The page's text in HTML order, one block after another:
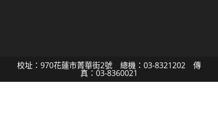
校址：970花蓮市菁華街2號 總機：03-8321202 傳
真：03-8360021